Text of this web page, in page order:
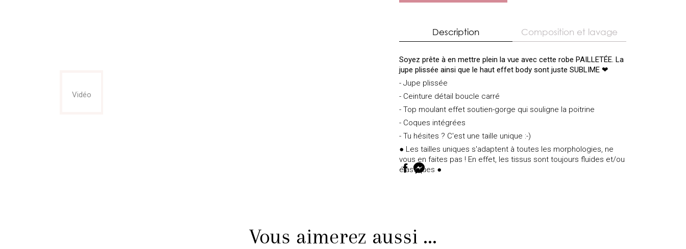
Vidéo
Description Composition et lavage
Soyez prête à en mettre plein la vue avec cette robe PAILLETÉE. La
jupe plissée ainsi que le haut effet body sont juste SUBLIME ❤
- Jupe plissée
- Ceinture détail boucle carré
- Top moulant effet soutien-gorge qui souligne la poitrine
- Coques intégrées
- Tu hésites ? C'est une taille unique :-)
● Les tailles uniques s'adaptent à toutes les morphologies, ne
vous en faites pas ! En effet, les tissus sont toujours fluides et/ou
élastiques ●
Vous aimerez aussi ...